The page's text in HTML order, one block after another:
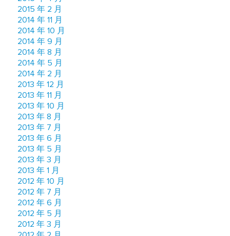
2015 年 2 月
2014 年 11 月
2014 年 10 月
2014 年 9 月
2014 年 8 月
2014 年 5 月
2014 年 2 月
2013 年 12 月
2013 年 11 月
2013 年 10 月
2013 年 8 月
2013 年 7 月
2013 年 6 月
2013 年 5 月
2013 年 3 月
2013 年 1 月
2012 年 10 月
2012 年 7 月
2012 年 6 月
2012 年 5 月
2012 年 3 月